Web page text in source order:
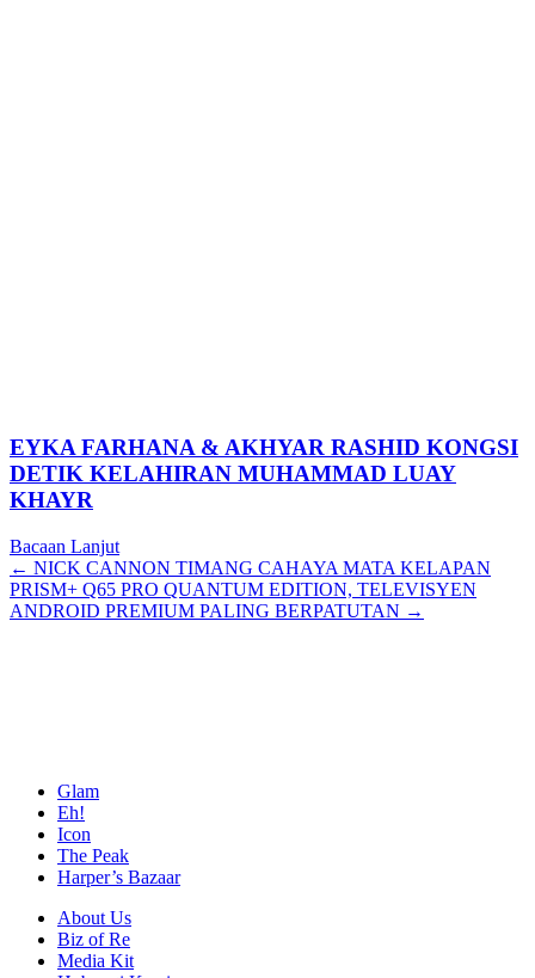
EYKA FARHANA & AKHYAR RASHID KONGSI
DETIK KELAHIRAN MUHAMMAD LUAY
KHAYR
Bacaan Lanjut
Posts
navigation
← NICK CANNON TIMANG CAHAYA MATA KELAPAN
PRISM+ Q65 PRO QUANTUM EDITION, TELEVISYEN
ANDROID PREMIUM PALING BERPATUTAN →
Glam
Eh!
Icon
The Peak
Harper’s Bazaar
About Us
Biz of Re
Media Kit